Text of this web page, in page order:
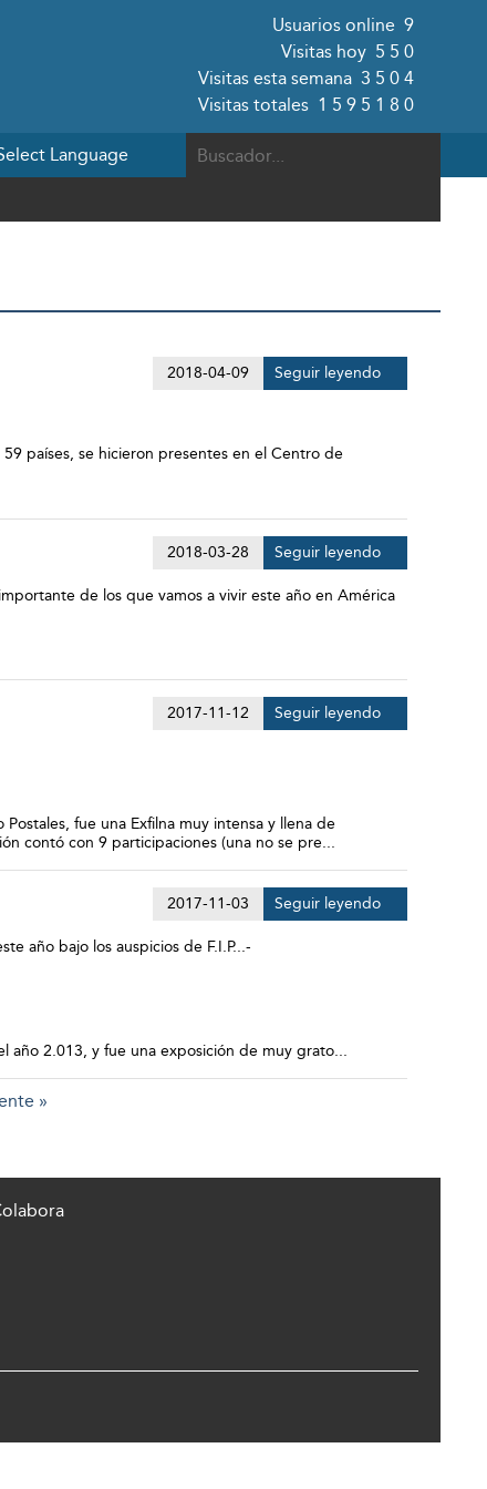
Usuarios online 9
Visitas hoy 550
Visitas esta semana 3504
Visitas totales 1595180
países, se hicieron presentes en el Centro de
2018-04-09 Seguir leyendo
de los que vamos a vivir este año en América
2018-03-28 Seguir leyendo
fue una Exfilna muy intensa y llena de
contó con 9 participaciones (una no se pre...
2017-11-12 Seguir leyendo
año bajo los auspicios de F.I.P...-
año 2.013, y fue una exposición de muy grato...
2017-11-03 Seguir leyendo
»